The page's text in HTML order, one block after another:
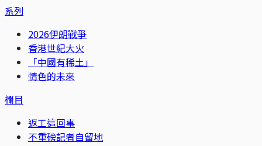
系列
2026伊朗戰爭
香港世紀大火
「中國有稀土」
情色的未來
欄目
返工這回事
不重磅記者自留地